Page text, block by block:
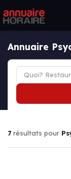
Annuaire
7 résultats pour